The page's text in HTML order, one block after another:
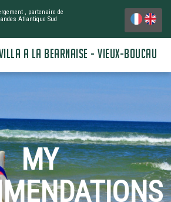
, partenaire de
Atlantique Sud
A LA BEARNAISE - VIEUX-BOUCAU
MY